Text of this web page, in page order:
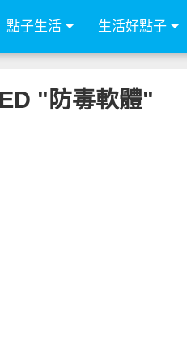
點子生活 生活好點子
"防毒軟體"